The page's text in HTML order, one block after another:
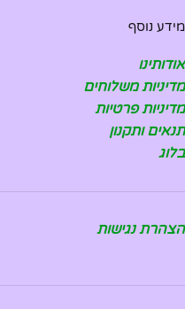
מידע נוסף
אודותינו
מדיניות משלוחים
מדיניות פרטיות
תנאים ותקנון
בלוג
הצהרת נגישות